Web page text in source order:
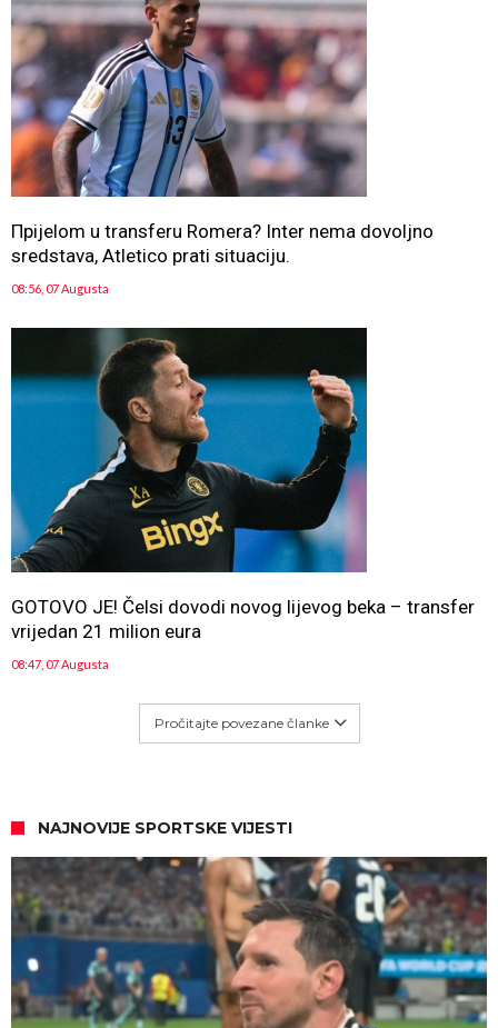
Прijelom u transferu Romera? Inter nema dovoljno
sredstava, Atletico prati situaciju.
08:56, 07 Augusta
GOTOVO JE! Čelsi dovodi novog lijevog beka – transfer
vrijedan 21 milion eura
08:47, 07 Augusta
Pročitajte povezane članke
NAJNOVIJE SPORTSKE VIJESTI